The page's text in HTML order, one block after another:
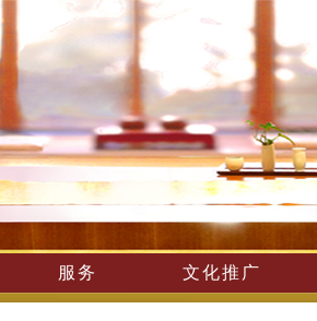
服务 文化推广